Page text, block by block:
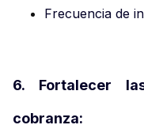
Frecuencia de
6. Fortalecer
cobranza: